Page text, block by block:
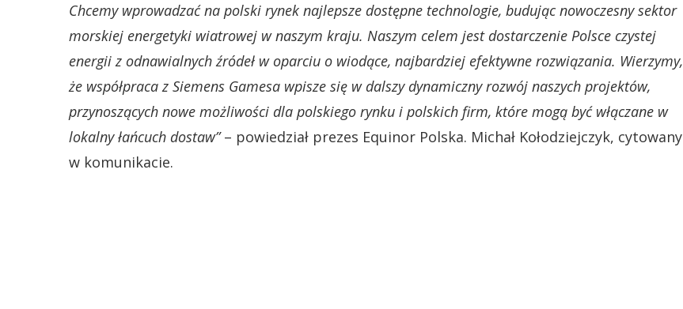
Chcemy wprowadzać na polski rynek najlepsze dostępne technologie, budując nowoczesny sektor
morskiej energetyki wiatrowej w naszym kraju. Naszym celem jest dostarczenie Polsce czystej
energii z odnawialnych źródeł w oparciu o wiodące, najbardziej efektywne rozwiązania. Wierzymy,
że współpraca z Siemens Gamesa wpisze się w dalszy dynamiczny rozwój naszych projektów,
przynoszących nowe możliwości dla polskiego rynku i polskich firm, które mogą być włączane w
lokalny łańcuch dostaw”– powiedział prezes Equinor Polska. Michał Kołodziejczyk, cytowany
w komunikacie.